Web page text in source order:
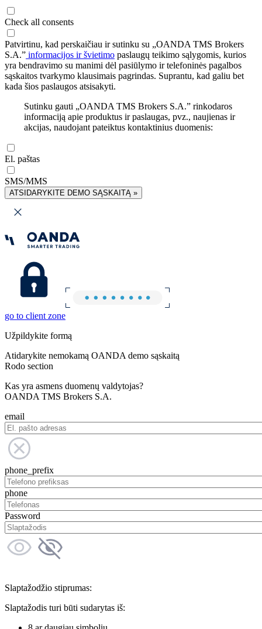
Check all consents
Patvirtinu, kad perskaičiau ir sutinku su „OANDA TMS Brokers
S.A.” informacijos ir švietimo paslaugų teikimo sąlygomis, kurios
yra bendravimo su manimi dėl pasiūlymo ir telefoninės pagalbos
sąskaitos tvarkymo klausimais pagrindas. Suprantu, kad galiu bet
kada šios paslaugos atsisakyti.
Sutinku gauti „OANDA TMS Brokers S.A.” rinkodaros
informaciją apie produktus ir paslaugas, pvz., naujienas ir
akcijas, naudojant pateiktus kontaktinius duomenis:
El. paštas
SMS/MMS
ATSIDARYKITE DEMO SĄSKAITĄ »
go to client zone
Užpildykite formą
Atidarykite nemokamą OANDA demo sąskaitą
Rodo section
Kas yra asmens duomenų valdytojas?
OANDA TMS Brokers S.A.
email
phone_prefix
phone
Password
Slaptažodžio stiprumas:
Slaptažodis turi būti sudarytas iš: